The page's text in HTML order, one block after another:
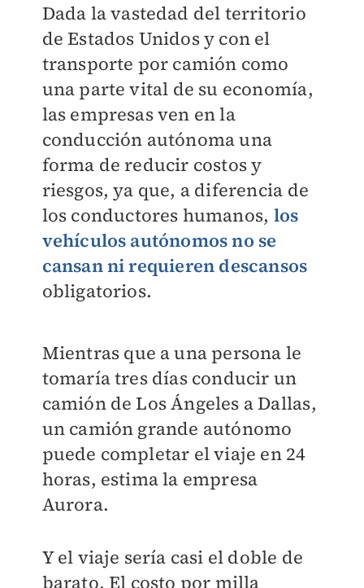
Dada la vastedad del territorio
de Estados Unidos y con el
transporte por camión como
una parte vital de su economía,
las empresas ven en la
conducción autónoma una
forma de reducir costos y
riesgos, ya que, a diferencia de
los conductores humanos, los
vehículos autónomos no se
cansan ni requieren descansos
obligatorios.
Mientras que a una persona le
tomaría tres días conducir un
camión de Los Ángeles a Dallas,
un camión grande autónomo
puede completar el viaje en 24
horas, estima la empresa
Aurora.
Y el viaje sería casi el doble de
barato. El costo por milla